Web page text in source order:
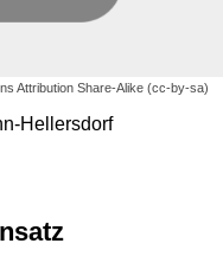
Attribution Share-Alike (cc-by-sa)
Hellersdorf